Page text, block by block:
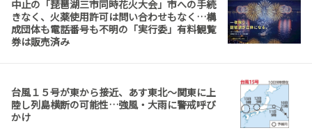
中止の「琵琶湖三市同時花火大会」市への手続
きなく、火薬使用許可は問い合わせもなく…構
成団体も電話番号も不明の「実行委」有料観覧
券は販売済み
台風１５号が東から接近、あす東北～関東に上
陸し列島横断の可能性…強風・大雨に警戒呼び
かけ